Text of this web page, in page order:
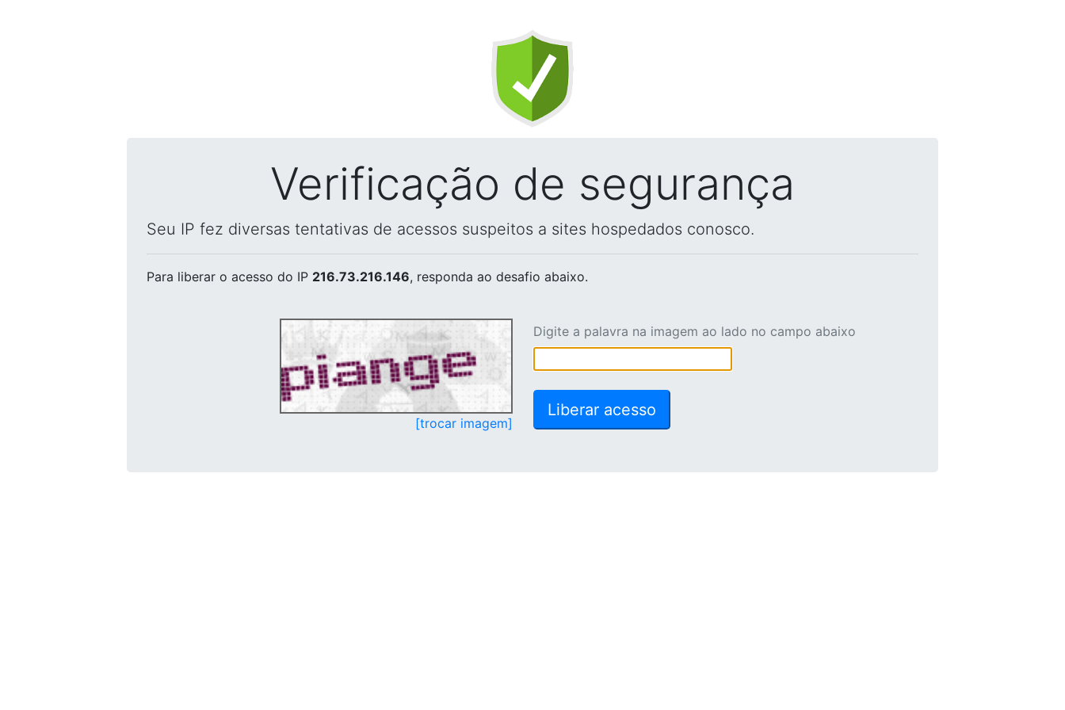
Verificação de segurança
Seu IP fez diversas tentativas de acessos suspeitos a sites hospedados conosco.
Para liberar o acesso do IP 216.73.216.146, responda ao desafio abaixo.
[trocar imagem]
Digite a palavra na imagem ao lado no campo abaixo